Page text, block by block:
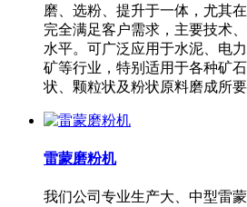
磨、选粉、提升于一体，尤其
完全满足客户需求，主要技术
水平。可广泛应用于水泥、电
矿等行业，特别适用于各种矿
状、颗粒状及粉状原料磨成所要
雷蒙磨粉机
我们公司专业生产大、中型雷